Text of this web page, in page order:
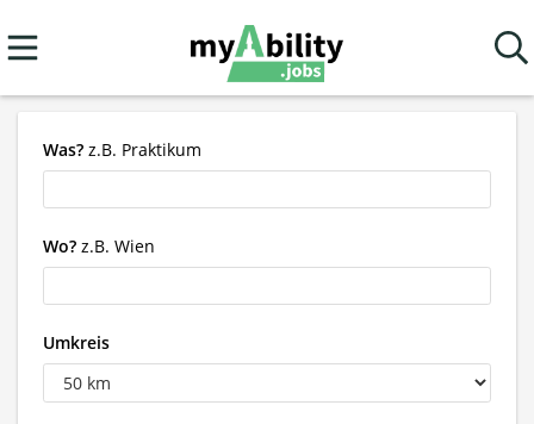
Was? z.B. Praktikum
Wo? z.B. Wien
Umkreis